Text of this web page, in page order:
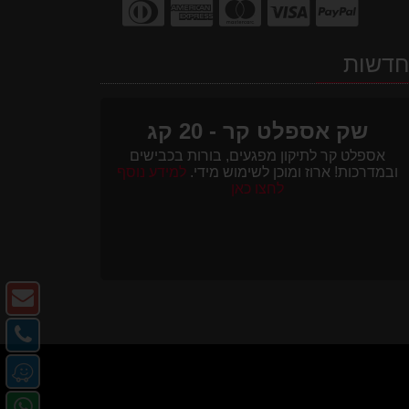
חדשות
שק אספלט קר - 20 קג
אספלט קר לתיקון מפגעים, בורות בכבישים
ובמדרכות! ארוז ומוכן לשימוש מידי.למידע נוסף
לחצו כאן
-
-